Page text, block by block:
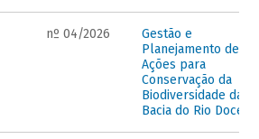
nº 04/2026
Gestão e
Planejamento de
Ações para
Conservação da
Biodiversidade da
Bacia do Rio Doce